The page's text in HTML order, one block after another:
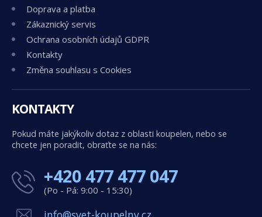
Doprava a platba
Zákaznický servis
Ochrana osobních údajů GDPR
Kontakty
Změna souhlasu s Cookies
KONTAKTY
Pokud máte jakýkoliv dotaz z oblasti koupelen, nebo se
chcete jen poradit, obraťte se na nás:
+420 477 477 047
(Po - Pá: 9:00 - 15:30)